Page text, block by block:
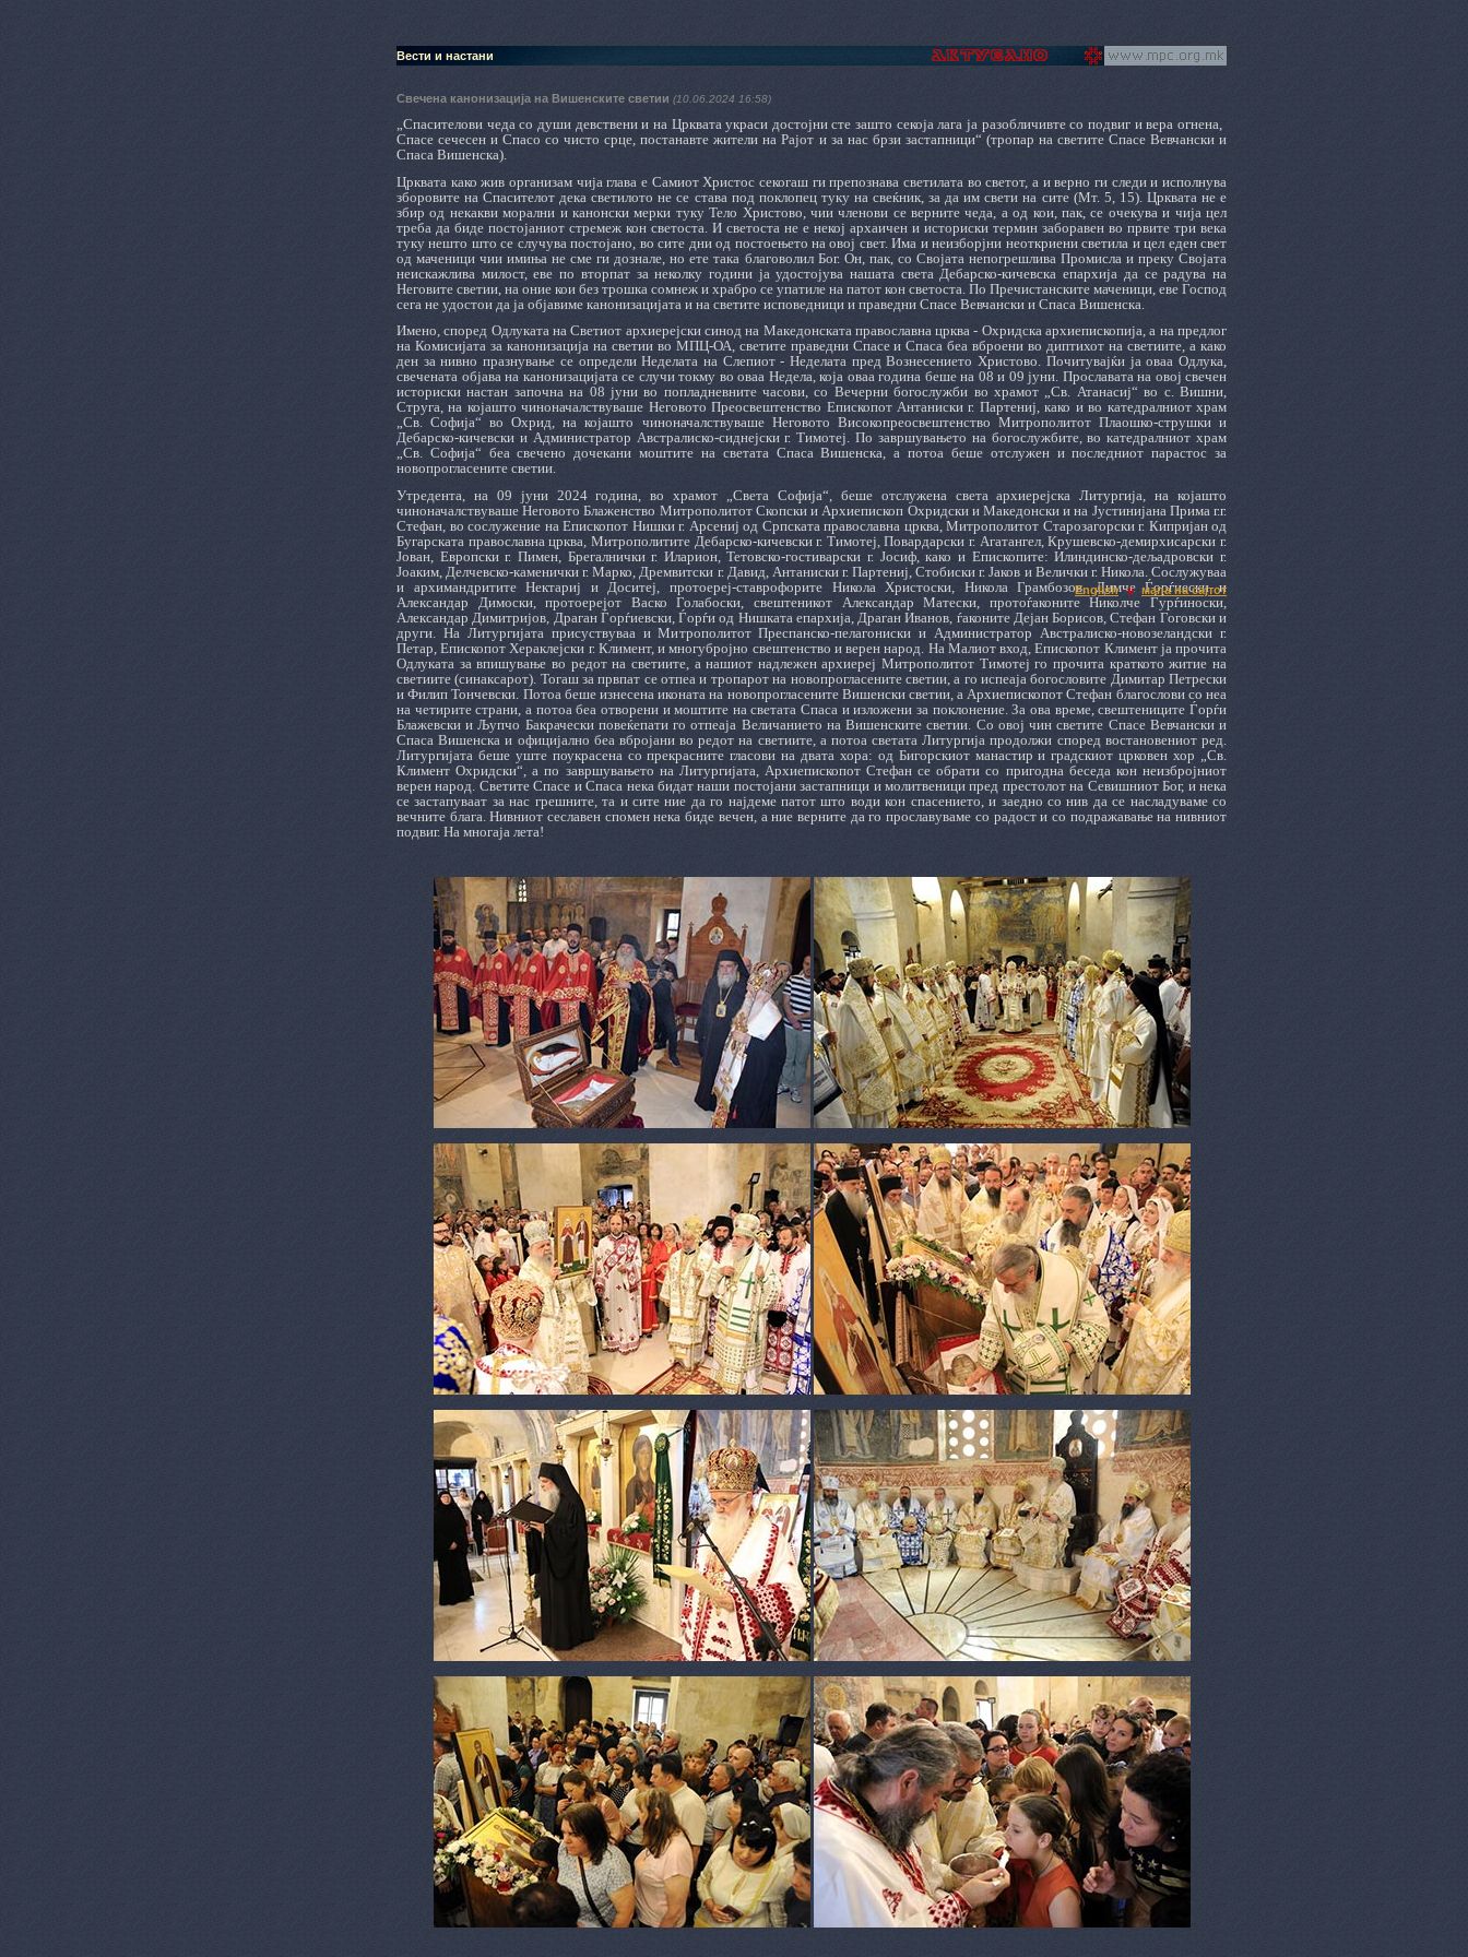
Вести и настани
Свечена канонизација на Вишенските светии (10.06.2024 16:58)
„Спасителови чеда со души девствени и на Црквата украси достојни сте зашто секоја лага ја разобличивте со подвиг и вера огнена,
Спасе сечесен и Спасо со чисто срце, постанавте жители на Рајот и за нас брзи застапници“ (тропар на светите Спасе Вевчански и
Спаса Вишенска).
Црквата како жив организам чија глава е Самиот Христос секогаш ги препознава светилата во светот, а и верно ги следи и исполнува
зборовите на Спасителот дека светилото не се става под поклопец туку на свеќник, за да им свети на сите (Мт. 5, 15). Црквата не е
збир од некакви морални и канонски мерки туку Тело Христово, чии членови се верните чеда, а од кои, пак, се очекува и чија цел
треба да биде постојаниот стремеж кон светоста. И светоста не е некој архаичен и историски термин заборавен во првите три века
туку нешто што се случува постојано, во сите дни од постоењето на овој свет. Има и неизборјни неоткриени светила и цел еден свет
од маченици чии имиња не сме ги дознале, но ете така благоволил Бог. Он, пак, со Својата непогрешлива Промисла и преку Својата
неискажлива милост, еве по вторпат за неколку години ја удостојува нашата света Дебарско-кичевска епархија да се радува на
Неговите светии, на оние кои без трошка сомнеж и храбро се упатиле на патот кон светоста. По Пречистанските маченици, еве Господ
сега не удостои да ја објавиме канонизацијата и на светите исповедници и праведни Спасе Вевчански и Спаса Вишенска.
Имено, според Одлуката на Светиот архиерејски синод на Македонската православна црква - Охридска архиепископија, а на предлог
на Комисијата за канонизација на светии во МПЦ-ОА, светите праведни Спасе и Спаса беа вброени во диптихот на светиите, а како
ден за нивно празнување се определи Неделата на Слепиот - Неделата пред Вознесението Христово. Почитувајќи ја оваа Одлука,
свечената објава на канонизацијата се случи токму во оваа Недела, која оваа година беше на 08 и 09 јуни. Прославата на овој свечен
историски настан започна на 08 јуни во попладневните часови, со Вечерни богослужби во храмот „Св. Атанасиј“ во с. Вишни,
Струга, на којашто чиноначалствуваше Неговото Преосвештенство Епископот Антаниски г. Партениј, како и во катедралниот храм
„Св. Софија“ во Охрид, на којашто чиноначалствуваше Неговото Високопреосвештенство Митрополитот Плаошко-струшки и
Дебарско-кичевски и Администратор Австралиско-сиднејски г. Тимотеј. По завршувањето на богослужбите, во катедралниот храм
„Св. Софија“ беа свечено дочекани моштите на светата Спаса Вишенска, а потоа беше отслужен и последниот парастос за
новопрогласените светии.
Утредента, на 09 јуни 2024 година, во храмот „Света Софија“, беше отслужена света архиерејска Литургија, на којашто
чиноначалствуваше Неговото Блаженство Митрополитот Скопски и Архиепископ Охридски и Македонски и на Јустинијана Прима г.г.
Стефан, во сослужение на Епископот Нишки г. Арсениј од Српската православна црква, Митрополитот Старозагорски г. Кипријан од
Бугарската православна црква, Митрополитите Дебарско-кичевски г. Тимотеј, Повардарски г. Агатангел, Крушевско-демирхисарски г.
Јован, Европски г. Пимен, Брегалнички г. Иларион, Тетовско-гостиварски г. Јосиф, како и Епископите: Илиндинско-дељадровски г.
Јоаким, Делчевско-каменички г. Марко, Дремвитски г. Давид, Антаниски г. Партениј, Стобиски г. Јаков и Велички г. Никола. Сослужуваа
и архимандритите Нектариј и Доситеј, протоереј-ставрофорите Никола Христоски, Никола Грамбозов, Димче Ѓорѓиески и
Александар Димоски, протоерејот Васко Голабоски, свештеникот Александар Матески, протоѓаконите Николче Ѓурѓиноски,
Александар Димитријов, Драган Ѓорѓиевски, Ѓорѓи од Нишката епархија, Драган Иванов, ѓаконите Дејан Борисов, Стефан Гоговски и
други. На Литургијата присуствуваа и Митрополитот Преспанско-пелагониски и Администратор Австралиско-новозеландски г.
Петар, Епископот Хераклејски г. Климент, и многубројно свештенство и верен народ. На Малиот вход, Епископот Климент ја прочита
Одлуката за впишување во редот на светиите, а нашиот надлежен архиереј Митрополитот Тимотеј го прочита краткото житие на
светиите (синаксарот). Тогаш за првпат се отпеа и тропарот на новопрогласените светии, а го испеаја богословите Димитар Петрески
и Филип Тончевски. Потоа беше изнесена иконата на новопрогласените Вишенски светии, а Архиепископот Стефан благослови со неа
на четирите страни, а потоа беа отворени и моштите на светата Спаса и изложени за поклонение. За ова време, свештениците Ѓорѓи
Блажевски и Љупчо Бакрачески повеќепати го отпеаја Величанието на Вишенските светии. Со овој чин светите Спасе Вевчански и
Спаса Вишенска и официјално беа вбројани во редот на светиите, а потоа светата Литургија продолжи според востановениот ред.
Литургијата беше уште поукрасена со прекрасните гласови на двата хора: од Бигорскиот манастир и градскиот црковен хор „Св.
Климент Охридски“, а по завршувањето на Литургијата, Архиепископот Стефан се обрати со пригодна беседа кон неизбројниот
верен народ. Светите Спасе и Спаса нека бидат наши постојани застапници и молитвеници пред престолот на Севишниот Бог, и нека
се застапуваат за нас грешните, та и сите ние да го најдеме патот што води кон спасението, и заедно со нив да се насладуваме со
вечните блага. Нивниот сеславен спомен нека биде вечен, а ние верните да го прославуваме со радост и со подражавање на нивниот
подвиг. На многаја лета!
English мапа на сајтот